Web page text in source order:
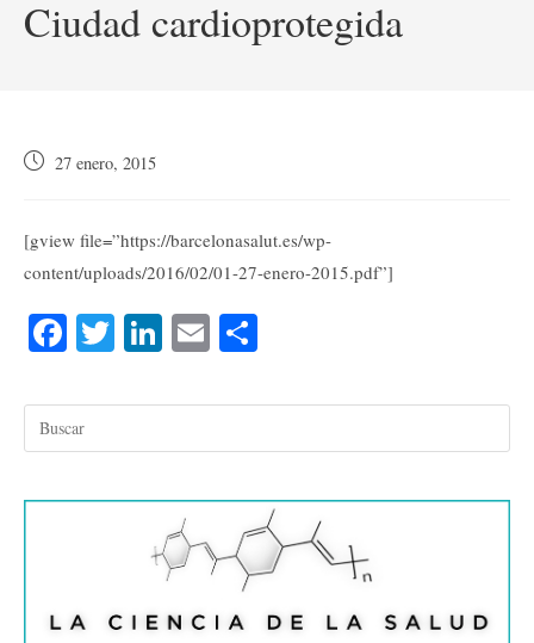
Ciudad cardioprotegida
Publicación
entrada:
27 enero, 2015
[gview file=”https://barcelonasalut.es/wp-
content/uploads/2016/02/01-27-enero-2015.pdf”]
Fa
bo
ok
T
tte
r
Li
ed
In
E
ailm
pa
r